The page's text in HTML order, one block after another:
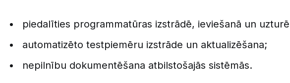
piedalīties programmatūras izstrādē, ieviešanā un
automatizēto testpiemēru izstrāde un aktualizēšana;
nepilnību dokumentēšana atbilstošajās sistēmās.